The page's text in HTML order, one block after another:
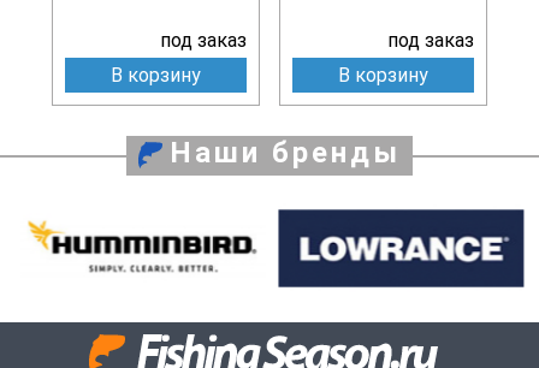
под заказ
В корзину
под заказ
В корзину
Наши бренды